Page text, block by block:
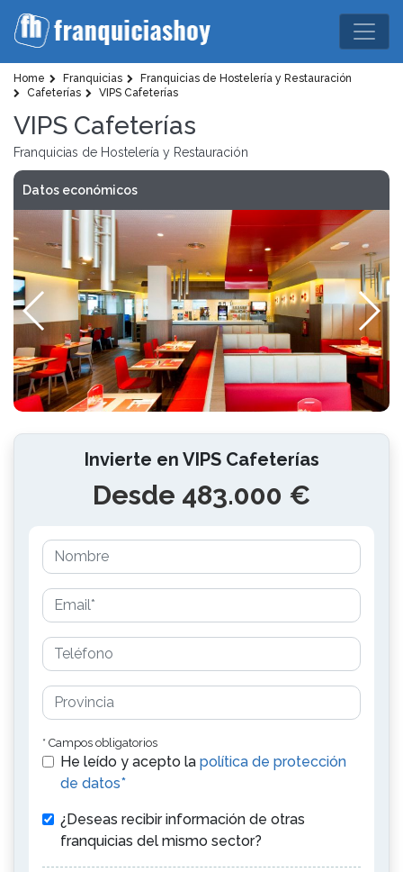
Home Franquicias
Franquicias de Hostelería y Restauración
Cafeterías
VIPS Cafeterías
VIPS Cafeterías
Franquicias de Hostelería y Restauración
Datos económicos
Invierte en VIPS Cafeterías
Desde 483.000 €
* Campos obligatorios
He leído y acepto la política de protección
de datos*
¿Deseas recibir información de otras
franquicias del mismo sector?